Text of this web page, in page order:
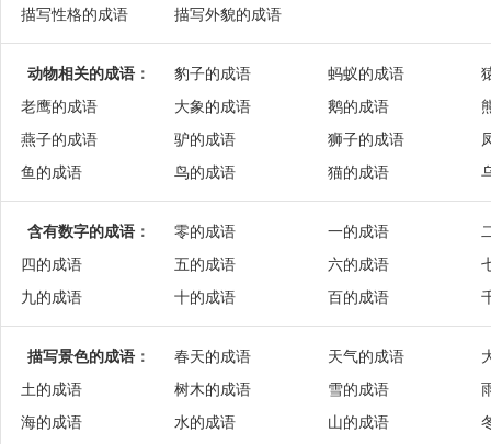
描写性格的成语
描写外貌的成语
动物相关的成语 ： 豹子的成语 蚂蚁的成语
老鹰的成语
大象的成语 鹅的成语
燕子的成语
驴的成语 狮子的成语
鱼的成语
鸟的成语 猫的成语
含有数字的成语 ： 零的成语 一的成语
四的成语
五的成语 六的成语
九的成语
十的成语 百的成语
描写景色的成语 ： 春天的成语 天气的成语
土的成语
树木的成语 雪的成语
海的成语
水的成语 山的成语